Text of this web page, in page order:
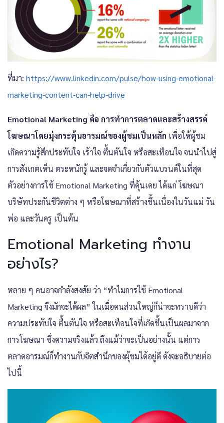
ที่มา: https://www.linkedin.com/pulse/how-using-emotional-
marketing-content-can-help-drive
Emotional Marketing คือ การทำการตลาดและสร้างสรรค์
โฆษณาโดยมุ่งกระตุ้นอารมณ์ของผู้ชมเป็นหลัก เพื่อให้ผู้ชม
เกิดความรู้สึกประทับใจ เร้าใจ ตื้นตันใจ หรือสะเทือนใจ จนนำไปสู่
การสังเกตเห็น ตระหนักรู้ และจดจำเกี่ยวกับตัวแบรนด์ในที่สุด
ตัวอย่างการใช้ Emotional Marketing ที่คุ้นเคย ได้แก่ โฆษณา
บริษัทประกันชีวิตต่าง ๆ หรือโฆษณาที่สร้างขึ้นเนื่องในวันแม่ วัน
พ่อ และวันครู เป็นต้น
Emotional Marketing ทำงาน
อย่างไร?
หลาย ๆ คนอาจกำลังสงสัย ว่า “ทำไมการใช้ Emotional
Marketing จึงมักจะได้ผล” ในเมื่อคนส่วนใหญ่ก็น่าจะทราบดีว่า
ความประทับใจ ตื้นตันใจ หรือสะเทือนใจที่เกิดขึ้นเป็นผลมาจาก
การโฆษณา ซึ่งความจริงแล้ว ถึงแม้ว่าจะเป็นอย่างนั้น แต่การ
ตลาดอารมณ์ก็ทำงานกับจิตสำนึกของผุ้ชมได้อยู่ดี ดังจะอธิบายต่อ
ไปนี้